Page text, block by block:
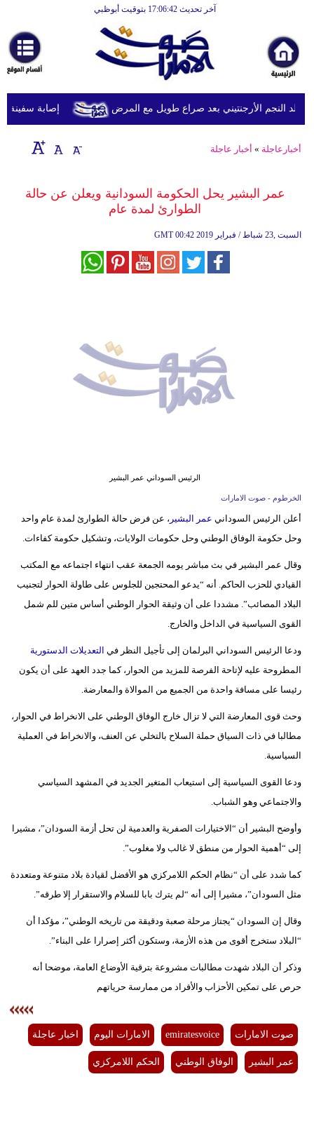
آخر تحديث 17:06:42 بتوقيت أبوظبي
أخبارعاجلة
رياضة
ثقافة
إقتصاد
وموسيقى
إسلامية
بيئة
أبراج
سيارات
إصابة سفينة النجم الأرجنتيني بعد صراع طويل مع المرض
أخبارعاجلة » أخبار عاجلة
عمر البشير يحل الحكومة السودانية ويعلن عن حالة
الطوارئ لمدة عام
GMT 00:42 2019 السبت ,23 شباط / فبراير
الرئيس السوداني عمر البشير
الخرطوم - صوت الامارات
أعلن الرئيس السوداني عمر البشير ، عن فرض حالة الطوارئ لمدة عام واحد
وحل حكومة الوفاق الوطني وحل حكومات الولايات، وتشكيل حكومة كفاءات.
وقال عمر البشير في بث مباشر يومه الجمعة عقب انتهاء اجتماعه مع المكتب
القيادي للحزب الحاكم. أنه “يدعو المحتجين للجلوس على طاولة الحوار لتجنيب
البلاد المصائب”. مشددا على أن وثيقة الحوار الوطني أساس متين للم شمل
القوى السياسية في الداخل والخارج.
ودعا الرئيس السوداني البرلمان إلى تأجيل النظر في التعديلات الدستورية
المطروحة عليه لإتاحة الفرصة للمزيد من الحوار، كما جدد العهد على أن يكون
رئيسا على مسافة واحدة من الجميع من الموالاة والمعارضة.
وحث قوى المعارضة التي لا تزال خارج الوفاق الوطني على الانخراط في الحوار،
مطالبا في ذات السياق حملة السلاح بالتخلي عن العنف، والانخراط في العملية
السياسية.
ودعا القوى السياسية إلى استيعاب المتغير الجديد في المشهد السياسي
والاجتماعي وهو الشباب.
وأوضح البشير أن “الاختيارات الصفرية والعدمية لن تحل أزمة السودان”، مشيرا
إلى “أهمية الحوار من منطق لا غالب ولا مغلوب”.
كما شدد على أن “نظام الحكم اللامركزي هو الأفضل لقيادة بلاد متنوعة ومتعددة
مثل السودان”، مشيرا إلى أنه “لم يترك بابا للسلام والاستقرار إلا طرقه”.
وقال إن السودان “يجتاز مرحلة صعبة ودقيقة من تاريخه الوطني”، مؤكدا أن
“البلاد ستخرج أقوى من هذه الأزمة، وستكون أكثر إصرارا على البناء”.
وذكر أن البلاد شهدت مطالبات مشروعة بترقية الأوضاع العامة، موضحا أنه
حرص على تمكين الأحزاب والأفراد من ممارسة حرياتهم
صوت الامارات emiratesvoice الامارات اليوم اخبار عاجلة
عمر البشير الوفاق الوطني الحكم اللامركزي